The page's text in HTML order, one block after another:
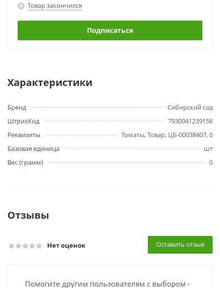
Товар закончился
Подписаться
Характеристики
Бренд
Сибирский сад
ШтрихКод
7930041239158
Реквизиты
Томаты, Товар, ЦБ-00038407, 0
Базовая единица
шт
Вес (грамм)
0
Отзывы
Нет оценок Оставить отзыв
Помогите другим пользователям с выбором -